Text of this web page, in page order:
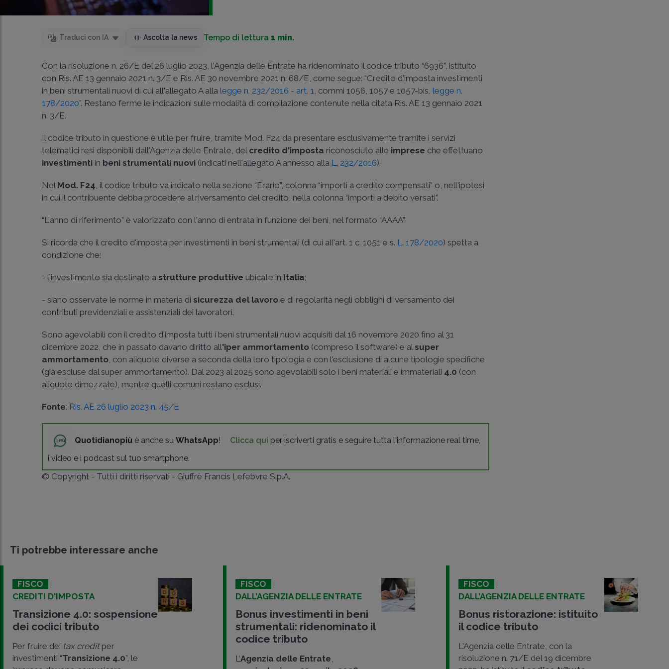
Traduci con IA Ascolta la news Tempo di lettura1 min.
Con la risoluzione n. 26/E del 26 luglio 2023, l'Agenzia delle Entrate ha ridenominato il codice tributo “6936”, istituito
con Ris. AE 13 gennaio 2021 n. 3/E e Ris. AE 30 novembre 2021 n. 68/E, come segue: “Credito d'imposta investimenti
in beni strumentali nuovi di cui all'allegato A alla legge n. 232/2016 - art. 1, commi 1056, 1057 e 1057-bis, legge n.
178/2020”. Restano ferme le indicazioni sulle modalità di compilazione contenute nella citata Ris. AE 13 gennaio 2021
n. 3/E.
Il codice tributo in questione è utile per fruire, tramite Mod. F24 da presentare esclusivamente tramite i servizi
telematici resi disponibili dall'Agenzia delle Entrate, del credito d'imposta riconosciuto alle imprese che effettuano
investimenti in beni strumentali nuovi (indicati nell'allegato A annesso alla L. 232/2016).
Nel Mod. F24, il codice tributo va indicato nella sezione “Erario”, colonna “importi a credito compensati” o, nell'ipotesi
in cui il contribuente debba procedere al riversamento del credito, nella colonna “importi a debito versati”.
“L'anno di riferimento” è valorizzato con l'anno di entrata in funzione dei beni, nel formato “AAAA”.
Si ricorda che il credito d'imposta per investimenti in beni strumentali (di cui all'art. 1 c. 1051 e s. L. 178/2020) spetta a
condizione che:
- l'investimento sia destinato a strutture produttive ubicate in Italia;
- siano osservate le norme in materia di sicurezza del lavoro e di regolarità negli obblighi di versamento dei
contributi previdenziali e assistenziali dei lavoratori.
Sono agevolabili con il credito d'imposta tutti i beni strumentali nuovi acquisiti dal 16 novembre 2020 fino al 31
dicembre 2022, che in passato davano diritto all'iper ammortamento (compreso il software) e al super
ammortamento, con aliquote diverse a seconda della loro tipologia e con l'esclusione di alcune tipologie specifiche
(già escluse dal super ammortamento). Dal 2023 al 2025 sono agevolabili solo i beni materiali e immateriali 4.0 (con
aliquote dimezzate), mentre quelli comuni restano esclusi.
Fonte: Ris. AE 26 luglio 2023 n. 45/E
Quotidianopiù è anche suWhatsApp! Clicca qui per iscriverti gratis e seguire tutta l'informazione real time,
i video e i podcast sul tuo smartphone.
© Copyright - Tutti i diritti riservati - Giuffrè Francis Lefebvre S.p.A.
Ti potrebbe interessare anche
FISCO
CREDITI D'IMPOSTA
Transizione 4.0: sospensione
dei codici tributo
Per fruire dei tax creditper
investimenti “Transizione 4.0”, le
FISCO
DALL’AGENZIA DELLE ENTRATE
Bonus investimenti in beni
strumentali: ridenominato il
codice tributo
L’Agenzia delle Entrate,
FISCO
DALL’AGENZIA DELLE ENTRATE
Bonus ristorazione: istituito
il codice tributo
L'Agenzia delle Entrate, con la
risoluzione n. 71/E del 19 dicembre